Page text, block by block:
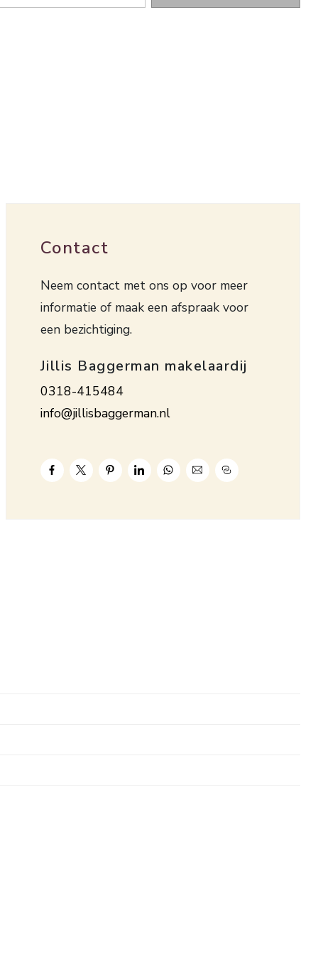
Contact
Neem contact met ons op voor meer
informatie of maak een afspraak voor
een bezichtiging.
Jillis Baggerman makelaardij
0318-415484
info@jillisbaggerman.nl